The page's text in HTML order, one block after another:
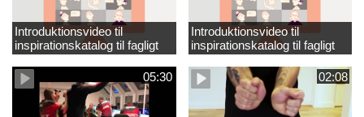
Introduktionsvideo til
inspirationskatalog til fagligt
løft_tilrettet
Introduktionsvideo til
inspirationskatalog til fagligt
løft
05:30
02:08